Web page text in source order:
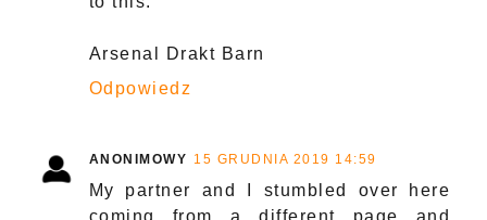
Arsenal Drakt Barn
Odpowiedz
ANONIMOWY 15 GRUDNIA 2019 14:59
My partner and I stumbled over here
coming from a different page and